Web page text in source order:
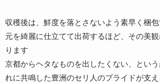
収穫後は、鮮度を落とさないよう素早く梱
元を綺麗に仕立てて出荷するほど、その美
ります
京都からヘタなものを出したくない、とい
れに共鳴した豊洲のセリ人のプライドが支え